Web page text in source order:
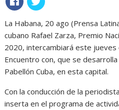
La Habana, 20 ago (Prensa
cubano Rafael Zarza, Premio
2020, intercambiará este jueves
Encuentro con, que se
Pabellón Cuba, en esta capital.
Con la conducción de la
inserta en el programa de